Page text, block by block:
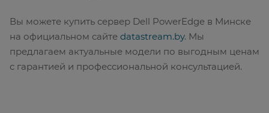
Вы можете купить сервер Dell PowerEdge в Минске
на официальном сайте datastream.by. Мы
предлагаем актуальные модели по выгодным ценам
с гарантией и профессиональной консультацией.